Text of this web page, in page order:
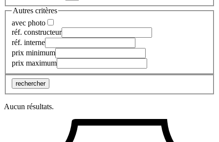
Autres critères
avec photo
réf. constructeur
réf. interne
prix minimum
prix maximum
rechercher
Aucun résultats.